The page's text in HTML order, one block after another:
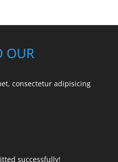
OUR
consectetur adipisicing
successfully!